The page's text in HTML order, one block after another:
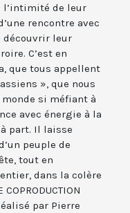
l’intimité de leur
rencontre avec
découvrir leur
C’est en
que tous appellent
», que nous
si méfiant à
avec énergie à la
part. Il laisse
peuple de
tout en
dans la colère
par Pierre